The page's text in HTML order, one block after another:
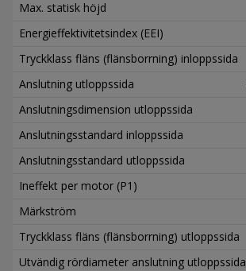
Max. statisk höjd
Energieffektivitetsindex (EEI)
Tryckklass fläns (flänsborrning) inloppssida
Anslutning utloppssida
Anslutningsdimension utloppssida
Anslutningsstandard inloppssida
Anslutningsstandard utloppssida
Ineffekt per motor (P1)
Märkström
Tryckklass fläns (flänsborrning) utloppssida
Utvändig rördiameter anslutning utloppssida